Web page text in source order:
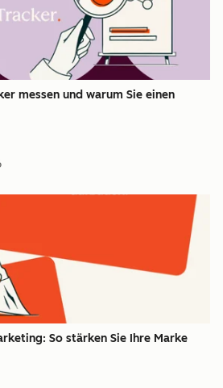
messen und warum Sie einen
So stärken Sie Ihre Marke